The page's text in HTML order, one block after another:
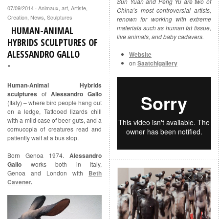
China’s most controversial artists,
renown for working with extreme
materials such as human fat tissue,
live animals, and baby cadavers.
Website
on Saatchigallery
07/09/2014 · Animaux, art, Artiste,
Creation, News, Sculptures
HUMAN-ANIMAL
HYBRIDS SCULPTURES OF
ALESSANDRO GALLO
Human-Animal Hybrids
sculptures of Alessandro Gallo
(Italy) – where bird people hang out
on a ledge, Tattooed lizards chill
with a mild case of beer guts, and a
cornucopia of creatures read and
patiently wait at a bus stop.
Born Genoa 1974. Alessandro
Gallo works both in Italy,
Genoa and London with Beth
Cavener.